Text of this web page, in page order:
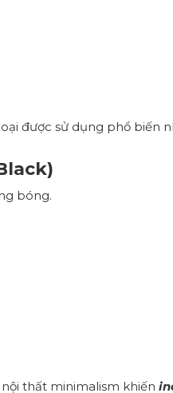
được sử dụng phổ biến
bóng.
thất minimalism khiến